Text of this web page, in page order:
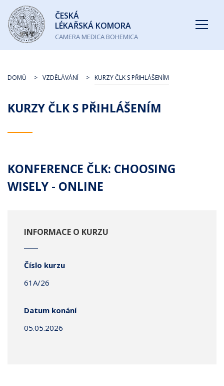
Česká
lékařská
komora
ČESKÁ
LÉKAŘSKÁ KOMORA
CAMERA MEDICA BOHEMICA
KURZY ČLK S PŘIHLÁŠENÍM
DOMŮ VZDĚLÁVÁNÍ KURZY ČLK S PŘIHLÁŠENÍM
KONFERENCE ČLK: CHOOSING
WISELY - ONLINE
INFORMACE O KURZU
Číslo kurzu
61A/26
Datum konání
05.05.2026